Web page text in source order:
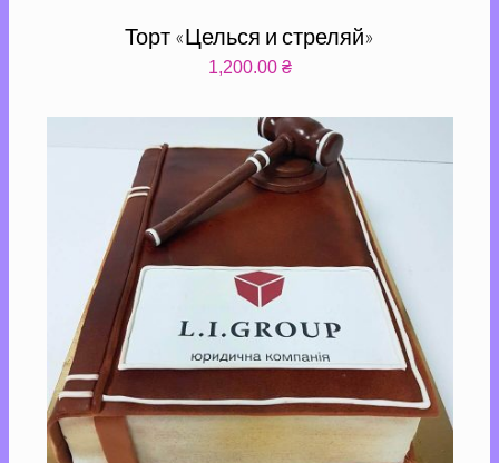
Торт «Целься и стреляй»
1,200.00 ₴